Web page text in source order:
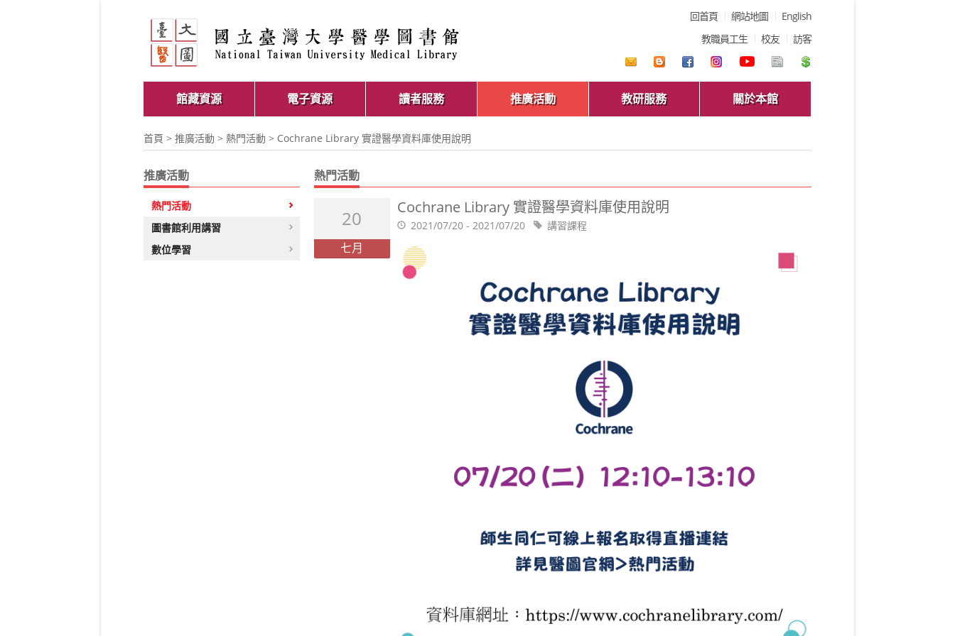
回首頁 網站地圖
English
教職員工生
校友 訪客
館藏資源 電子資源 讀者服務 推廣活動 教研服務 關於本館
首頁 > 推廣活動 > 熱門活動 > Cochrane Library 實證醫學資料庫使用說明
推廣活動
熱門活動
圖書館利用講習
數位學習
熱門活動
20
七月
Cochrane Library 實證醫學資料庫使用說明
2021/07/20 - 2021/07/20 講習課程